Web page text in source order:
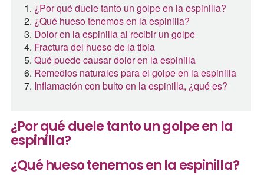
¿Por qué duele tanto un golpe en la espinilla?
¿Qué hueso tenemos en la espinilla?
Dolor en la espinilla al recibir un golpe
Fractura del hueso de la tibia
Qué puede causar dolor en la espinilla
Remedios naturales para el golpe en la espinilla
Inflamación con bulto en la espinilla, ¿qué es?
¿Por qué duele tanto un golpe en la
espinilla?
¿Qué hueso tenemos en la espinilla?